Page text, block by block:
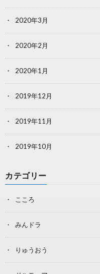
2020年3月
2020年2月
2020年1月
2019年12月
2019年11月
2019年10月
カテゴリー
こころ
みんドラ
りゅうおう